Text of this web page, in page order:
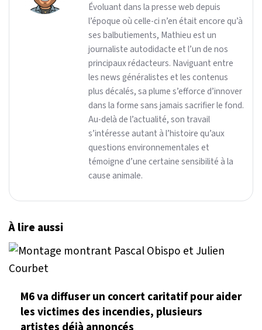
Évoluant dans la presse web depuis
l’époque où celle-ci n’en était encore qu’à
ses balbutiements, Mathieu est un
journaliste autodidacte et l’un de nos
principaux rédacteurs. Naviguant entre
les news généralistes et les contenus
plus décalés, sa plume s’efforce d’innover
dans la forme sans jamais sacrifier le fond.
Au-delà de l’actualité, son travail
s’intéresse autant à l’histoire qu’aux
questions environnementales et
témoigne d’une certaine sensibilité à la
cause animale.
À lire aussi
M6 va diffuser un concert caritatif pour aider
les victimes des incendies, plusieurs